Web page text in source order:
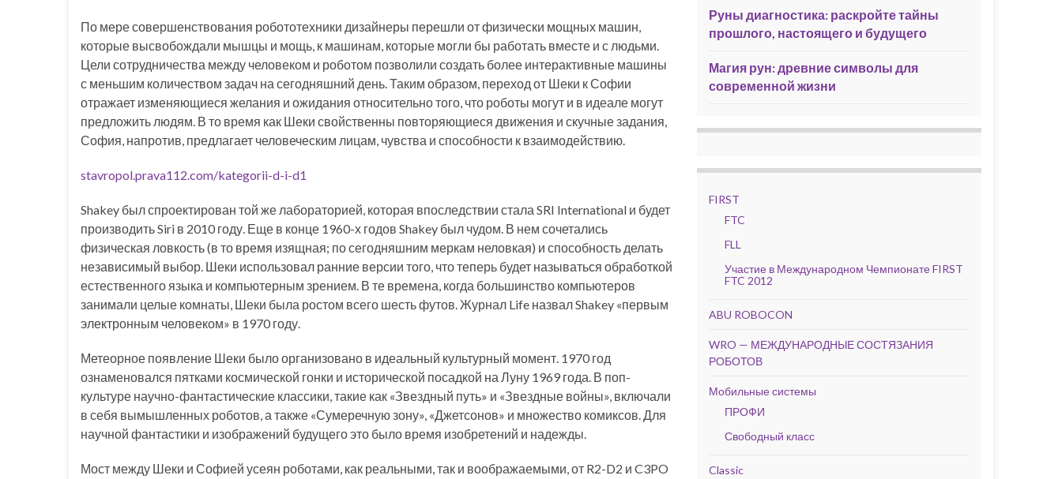
По мере совершенствования робототехники дизайнеры перешли от физически мощных машин,
которые высвобождали мышцы и мощь, к машинам, которые могли бы работать вместе и с людьми.
Цели сотрудничества между человеком и роботом позволили создать более интерактивные машины
с меньшим количеством задач на сегодняшний день. Таким образом, переход от Шеки к Софии
отражает изменяющиеся желания и ожидания относительно того, что роботы могут и в идеале могут
предложить людям. В то время как Шеки свойственны повторяющиеся движения и скучные задания,
София, напротив, предлагает человеческим лицам, чувства и способности к взаимодействию.
stavropol.prava112.com/kategorii-d-i-d1
Shakey был спроектирован той же лабораторией, которая впоследствии стала SRI International и будет
производить Siri в 2010 году. Еще в конце 1960-х годов Shakey был чудом. В нем сочетались
физическая ловкость (в то время изящная; по сегодняшним меркам неловкая) и способность делать
независимый выбор. Шеки использовал ранние версии того, что теперь будет называться обработкой
естественного языка и компьютерным зрением. В те времена, когда большинство компьютеров
занимали целые комнаты, Шеки была ростом всего шесть футов. Журнал Life назвал Shakey «первым
электронным человеком» в 1970 году.
Метеорное появление Шеки было организовано в идеальный культурный момент. 1970 год
ознаменовался пятками космической гонки и исторической посадкой на Луну 1969 года. В поп-
культуре научно-фантастические классики, такие как «Звездный путь» и «Звездные войны», включали
в себя вымышленных роботов, а также «Сумеречную зону», «Джетсонов» и множество комиксов. Для
научной фантастики и изображений будущего это было время изобретений и надежды.
Мост между Шеки и Софией усеян роботами, как реальными, так и воображаемыми, от R2-D2 и C3PO
Руны диагностика: раскройте тайны
прошлого, настоящего и будущего
Магия рун: древние символы для
современной жизни
FIRST
FTC
FLL
Участие в Международном Чемпионате FIRST
FTC 2012
ABU ROBOCON
WRO — МЕЖДУНАРОДНЫЕ СОСТЯЗАНИЯ
РОБОТОВ
Мобильные системы
ПРОФИ
Свободный класс
Classic